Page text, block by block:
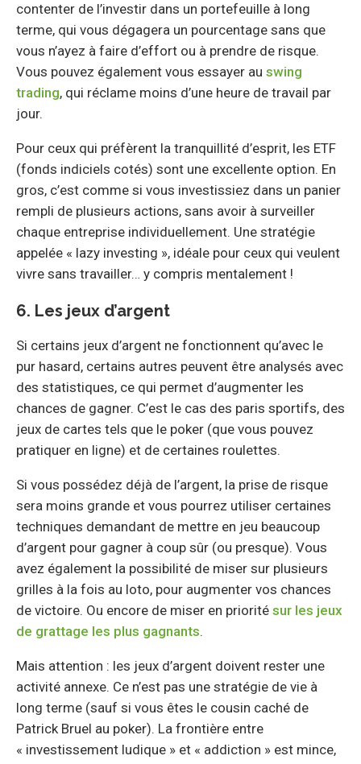
contenter de l’investir dans un portefeuille à long
terme, qui vous dégagera un pourcentage sans que
vous n’ayez à faire d’effort ou à prendre de risque.
Vous pouvez également vous essayer au swing
trading, qui réclame moins d’une heure de travail par
jour.
Pour ceux qui préfèrent la tranquillité d’esprit, les ETF
(fonds indiciels cotés) sont une excellente option. En
gros, c’est comme si vous investissiez dans un panier
rempli de plusieurs actions, sans avoir à surveiller
chaque entreprise individuellement. Une stratégie
appelée « lazy investing », idéale pour ceux qui veulent
vivre sans travailler… y compris mentalement !
6. Les jeux d’argent
Si certains jeux d’argent ne fonctionnent qu’avec le
pur hasard, certains autres peuvent être analysés avec
des statistiques, ce qui permet d’augmenter les
chances de gagner. C’est le cas des paris sportifs, des
jeux de cartes tels que le poker (que vous pouvez
pratiquer en ligne) et de certaines roulettes.
Si vous possédez déjà de l’argent, la prise de risque
sera moins grande et vous pourrez utiliser certaines
techniques demandant de mettre en jeu beaucoup
d’argent pour gagner à coup sûr (ou presque). Vous
avez également la possibilité de miser sur plusieurs
grilles à la fois au loto, pour augmenter vos chances
de victoire. Ou encore de miser en priorité sur les jeux
de grattage les plus gagnants.
Mais attention : les jeux d’argent doivent rester une
activité annexe. Ce n’est pas une stratégie de vie à
long terme (sauf si vous êtes le cousin caché de
Patrick Bruel au poker). La frontière entre
« investissement ludique » et « addiction » est mince,